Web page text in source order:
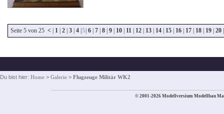
Seite 5 von 25 < 1 2 3 4 5 6 7 8 9 10 11 12 13 14 15 16 17 18 19 20
Du bist hier: Home > Galerie > Flugzeuge Militär WK2
© 2001-2026 Modellversium Modellbau